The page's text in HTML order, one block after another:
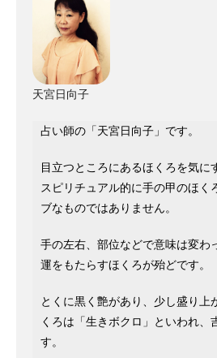
天宮日向子
占い師の「天宮日向子」です。
目立つところにあるほくろを気に
スピリチュアル的に手の甲のほく
ブなものではありません。
手の左右、部位などで意味は変わ
運をもたらすほくろが殆どです。
とくに黒く艶があり、少し盛り上
くろは「生きボクロ」といわれ、
す。